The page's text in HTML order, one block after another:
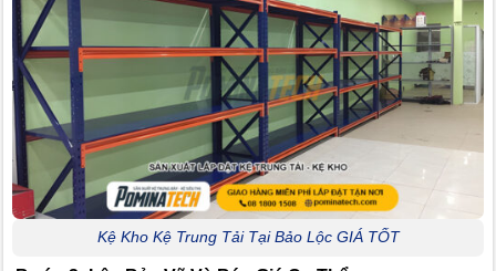
Kệ Kho Kệ Trung Tải Tại Bảo Lộc GIÁ TỐT